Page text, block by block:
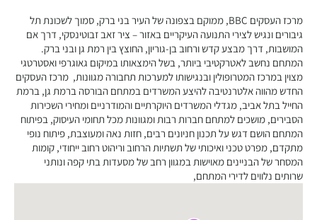
מרכז העסקים BBC, ממוקם בצפונה של העיר בני ברק, סמוך לשכונת תל
גיבורים ונגיש לצירי התנועה העיקריים באזור – ציר זאב זבוטינסקי, דרך אם
המושבות, דרך מבצע קדש ורחוב בן-גוריון, החוצץ בין רמת גן ובני ברק.
המתחם נחשב לאטרקטיבי ביותר, בשל הימצאותו במיקום גאוגרפי ואסטרטגי
מצוין במרכז המטרופולין ובנגישותו למערכות תחבורה מגוונות, מרכז העסקים
החדש מהווה אלטרנטיבה להיצע המשרדים במתחם הבורסה ברמת גן, ברמת
החייל בתל אביב, מגדלי המשרדים היוקרתיים והמודרניים ומחירי השכירות
הסבירים, מושכים למתחם חברות רבות ומגוונות מכל תחומי העיסוק, בפיתוח
המתחם הושם דגש על תכנון חניונים רבים, חזות נאה ומעוצבת, פיתוח נופי
מתקדם, מפרט טכני ואיכותי של תשתיות הרחוב וריהוט רחוב ייחודי, קומות
המסחר של הבניינים מאוישות במגוון רחב של מסעדות בתי קפה ונותני
שרותים נלווים לדירי המתחם,